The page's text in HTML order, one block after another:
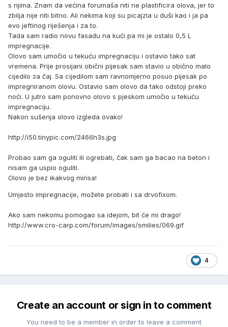
s njima. Znam da većina forumaša niti ne plastificira olova, jer to
zbilja nije niti bitno. Ali nekima koji su picajzla u duši kao i ja pa
evo jeftinog riješenja i za to.
Tada sam radio novu fasadu na kući pa mi je ostalo 0,5 L
impregnacije.
Olovo sam umočio u tekuću impregnaciju i ostavio tako sat
vremena. Prije prosijani obični pijesak sam stavio u obično malo
cijedilo za čaj. Sa cijedilom sam ravnomjerno posuo pijesak po
impregniranom olovu. Ostavio sam olovo da tako odstoji preko
noći. U jutro sam ponovno olovo s pjeskom umočio u tekuću
impregnaciju.
Nakon sušenja olovo izgleda ovako!
http://i50.tinypic.com/2466h3s.jpg
Probao sam ga oguliti ili ogrebati, čak sam ga bacao na beton i
nisam ga uspio oguliti.
Olovo je bez ikakvog mirisa!
Umjesto impregnacije, možete probati i sa drvofixom.
Ako sam nekomu pomogao sa idejom, bit će mi drago!
http://www.cro-carp.com/forum/images/smilies/069.gif
4
Create an account or sign in to comment
You need to be a member in order to leave a comment